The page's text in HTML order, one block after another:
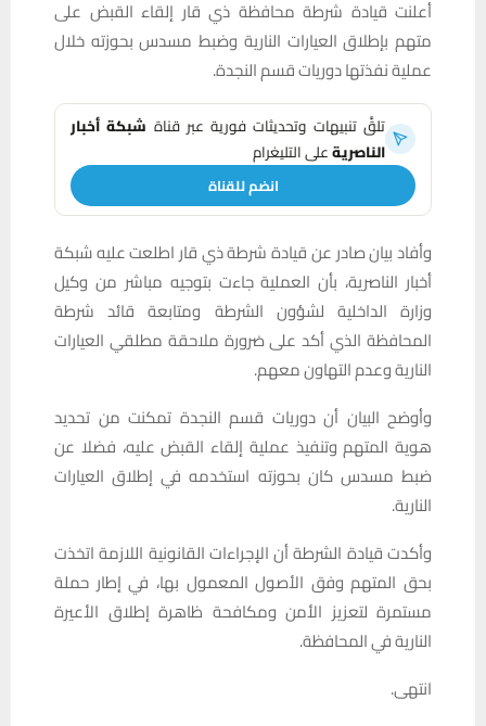
أعلنت قيادة شرطة محافظة ذي قار إلقاء القبض على
متهم بإطلاق العيارات النارية وضبط مسدس بحوزته خلال
عملية نفذتها دوريات قسم النجدة.
تلقَّ تنبيهات وتحديثات فورية عبر قناة شبكة أخبار
الناصريةعلى التليغرام
انضم للقناة
وأفاد بيان صادر عن قيادة شرطة ذي قار اطلعت عليه شبكة
أخبار الناصرية، بأن العملية جاءت بتوجيه مباشر من وكيل
وزارة الداخلية لشؤون الشرطة ومتابعة قائد شرطة
المحافظة الذي أكد على ضرورة ملاحقة مطلقي العيارات
النارية وعدم التهاون معهم.
وأوضح البيان أن دوريات قسم النجدة تمكنت من تحديد
هوية المتهم وتنفيذ عملية إلقاء القبض عليه، فضلا عن
ضبط مسدس كان بحوزته استخدمه في إطلاق العيارات
النارية.
وأكدت قيادة الشرطة أن الإجراءات القانونية اللازمة اتخذت
بحق المتهم وفق الأصول المعمول بها، في إطار حملة
مستمرة لتعزيز الأمن ومكافحة ظاهرة إطلاق الأعيرة
النارية في المحافظة.
انتهى.